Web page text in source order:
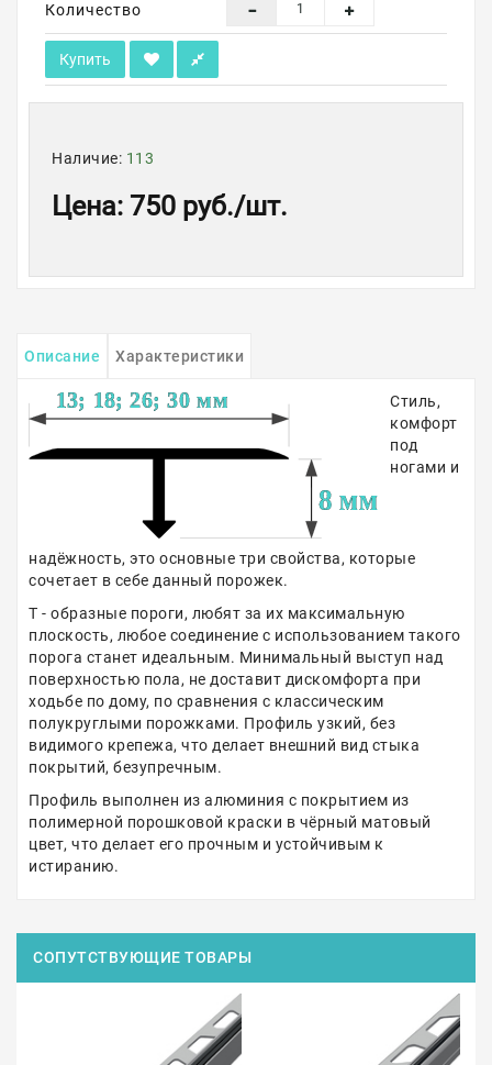
Количество
Купить
Наличие: 113
Цена: 750 руб./шт.
Описание Характеристики
Стиль,
комфорт
под
ногами и
надёжность, это основные три свойства, которые
сочетает в себе данный порожек.
Т - образные пороги, любят за их максимальную
плоскость, любое соединение с использованием такого
порога станет идеальным. Минимальный выступ над
поверхностью пола, не доставит дискомфорта при
ходьбе по дому, по сравнения с классическим
полукруглыми порожками. Профиль узкий, без
видимого крепежа, что делает внешний вид стыка
покрытий, безупречным.
Профиль выполнен из алюминия с покрытием из
полимерной порошковой краски в чёрный матовый
цвет, что делает его прочным и устойчивым к
истиранию.
СОПУТСТВУЮЩИЕ ТОВАРЫ